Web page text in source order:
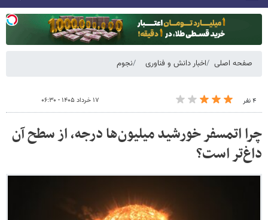
صفحه اصلی اخبار دانش و فناوری نجوم
۴ نفر ۱۷ خرداد ۱۴۰۵ - ۰۶:۳۰
چرا اتمسفر خورشید میلیون‌ها درجه، از سطح آن
داغ‌تر است؟